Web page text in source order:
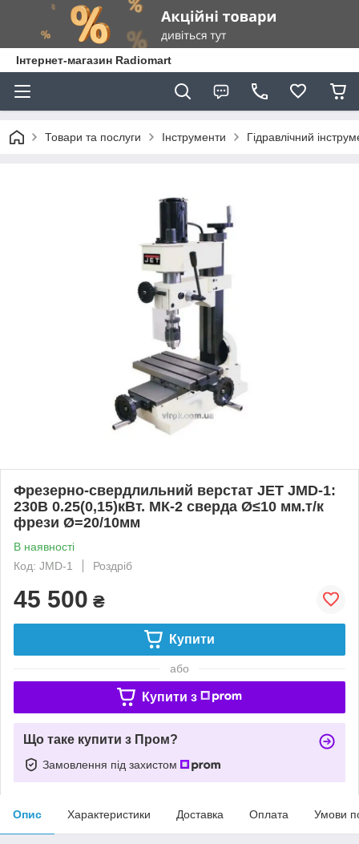
Інтернет-магазин Radiomart
Товари та послуги Інструменти Гідравлічний
Фрезерно-свердлильний верстат JET JMD-1:
230В 0.25(0,15)кВт. МК-2 сверда Ø≤10 мм.т/к
фрези Ø=20/10мм
В наявності
Код: JMD-1
Роздріб
45 500 ₴
Купити
або
Купити з
Що таке купити з Пром?
Замовлення під захистом
Опис Характеристики Доставка Оплата Умови